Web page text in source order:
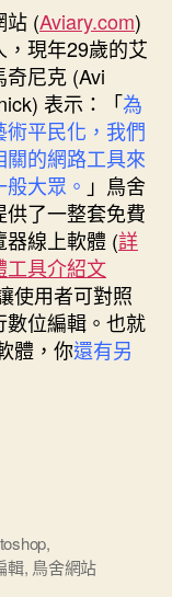
站 (Aviary.com)
，現年29歲的艾
尼克 (Avi
表示：「為
術平民化，我們
關的網路工具來
大眾。 」鳥舍
供了一整套免費
器線上軟體 (詳
工具介紹文
使用者可對照
數位編輯。也就
體，你還有另
,
輯, 鳥舍網站